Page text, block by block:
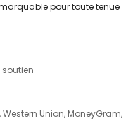
pour toute tenue
soutien
Western Union, MoneyGram,